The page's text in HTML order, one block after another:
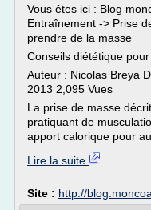
Vous êtes ici : Blog
Entraînement -> Prise
prendre de la masse
Conseils diététique
Auteur : Nicolas Breya
2013 2,095 Vues
La prise de masse
pratiquant de
apport calorique pour
Lire la suite
Site : http://